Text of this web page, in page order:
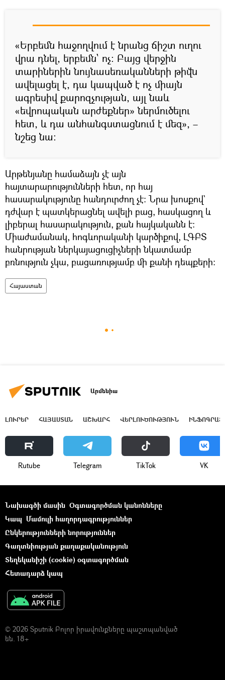
«Երբեմն հաջողվում է նրանց ճիշտ ուղու
վրա դնել, երբեմն` ոչ։ Բայց վերջին
տարիներին նույնասեռականների թիվն
ավելացել է, դա կապված է ոչ միայն
ագրեսիվ քարոզչության, այլ նաև
«եվրոպական արժեքներ» ներմուծելու
հետ, և դա անհանգստացնում է մեզ», –
նշեց նա։
Արթենյանը համաձայն չէ այն
հայտարարությունների հետ, որ հայ
հասարակությունը հանդուրժող չէ։ Նրա խոսքով`
դժվար է պատկերացնել ավելի բաց, հասկացող և
լիբերալ հասարակություն, քան հայկականն է։
Միաժամանակ, հոգևորականի կարծիքով, ԼԳԲՏ
հանրության ներկայացուցիչների նկատմամբ
բռնություն չկա, բացառությամբ մի քանի դեպքերի։
Հայաստան
Արմենիա
ԼՈՒՐԵՐ ՀԱՅԱՍՏԱՆ ԱՇԽԱՐՀ ՎԵՐԼՈՒԾՈՒԹՅՈՒՆ
Rutube Telegram ТikТоk VK
Նախագծի մասին Օգտագործման կանոնները
Կապ Մամուլի հաղորդագրություններ
Ընկերությունների նորություններ
Գաղտնիության քաղաքականություն
Տեղեկանիշի (cookie) օգտագործման
Հետադարձ կապ
© 2026 Sputnik Բոլոր իրավունքները պաշտպանված
են. 18+